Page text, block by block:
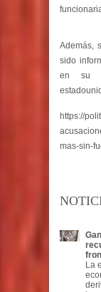
Además,
sido
en su
https://
mas-sin-
La